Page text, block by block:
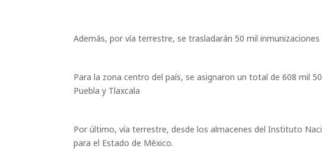
Además, por vía terrestre, se trasladarán 50 mil
Para la zona centro del país, se asignaron un total de 608 mil
Puebla y Tlaxcala
Por último, vía terrestre, desde los almacenes del Instituto
para el Estado de México.